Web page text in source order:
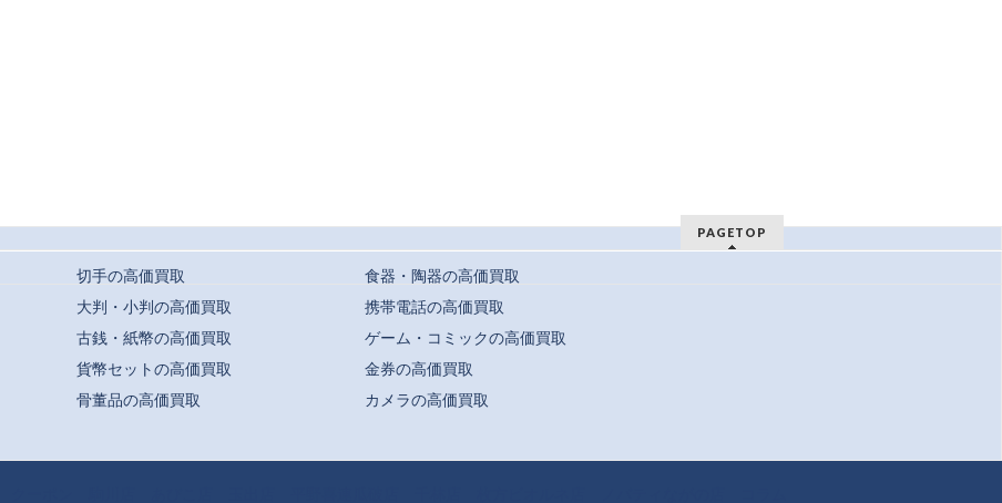
切手の高価買取
大判・小判の高価買取
古銭・紙幣の高価買取
貨幣セットの高価買取
骨董品の高価買取
食器・陶器の高価買取
携帯電話の高価買取
ゲーム・コミックの高価買取
金券の高価買取
カメラの高価買取
PAGETOP